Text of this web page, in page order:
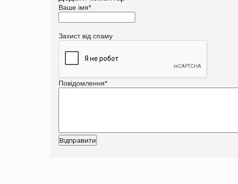
Ваше імя*
Захист від спаму
Повідомлення*